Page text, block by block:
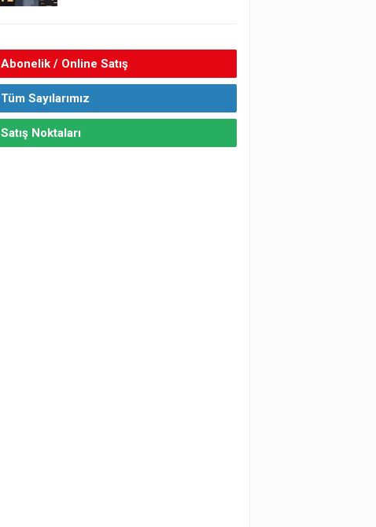
Abonelik / Online Satış
Tüm Sayılarımız
Satış Noktaları